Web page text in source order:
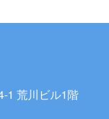
1 荒川ビル1階